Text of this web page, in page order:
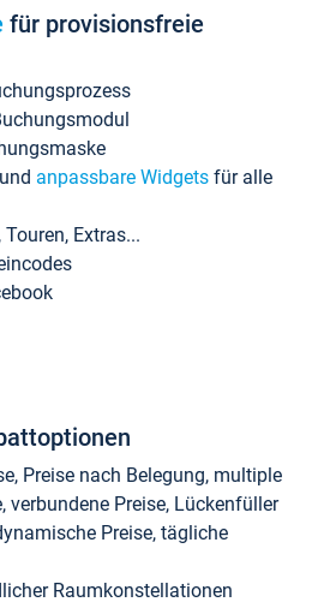
für provisionsfreie
anpassbare Widgets für alle
Extras...
Preise nach Belegung, multiple
verbundene Preise, Lückenfüller
Preise, tägliche
Raumkonstellationen